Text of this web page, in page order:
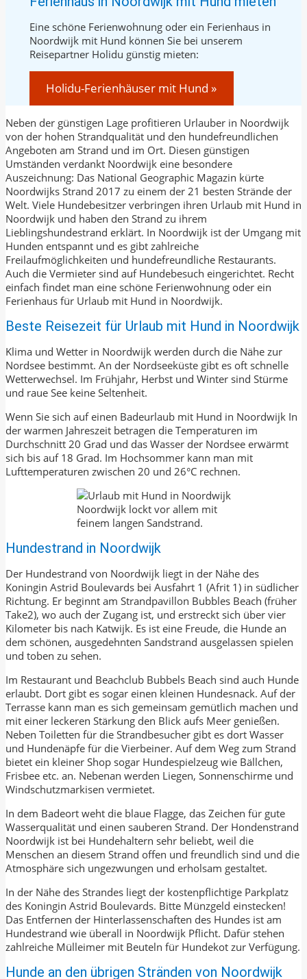
Eine schöne Ferienwohnung oder ein Ferienhaus in
Noordwijk mit Hund können Sie bei unserem
Reisepartner Holidu günstig mieten:
Holidu-Ferienhäuser mit Hund »
Neben der günstigen Lage profitieren Urlauber in Noordwijk
von der hohen Strandqualität und den hundefreundlichen
Angeboten am Strand und im Ort. Diesen günstigen
Umständen verdankt Noordwijk eine besondere
Auszeichnung: Das National Geographic Magazin kürte
Noordwijks Strand 2017 zu einem der 21 besten Strände der
Welt. Viele Hundebesitzer verbringen ihren Urlaub mit Hund in
Noordwijk und haben den Strand zu ihrem
Lieblingshundestrand erklärt. In Noordwijk ist der Umgang mit
Hunden entspannt und es gibt zahlreiche
Freilaufmöglichkeiten und hundefreundliche Restaurants.
Auch die Vermieter sind auf Hundebesuch eingerichtet. Recht
einfach findet man eine schöne Ferienwohnung oder ein
Ferienhaus für Urlaub mit Hund in Noordwijk.
Beste Reisezeit für Urlaub mit Hund in Noordwijk
Klima und Wetter in Noordwijk werden durch die Nähe zur
Nordsee bestimmt. An der Nordseeküste gibt es oft schnelle
Wetterwechsel. Im Frühjahr, Herbst und Winter sind Stürme
und raue See keine Seltenheit.
Wenn Sie sich auf einen Badeurlaub mit Hund in Noordwijk In
der warmen Jahreszeit betragen die Temperaturen im
Durchschnitt 20 Grad und das Wasser der Nordsee erwärmt
sich bis auf 18 Grad. Im Hochsommer kann man mit
Lufttemperaturen zwischen 20 und 26°C rechnen.
Noordwijk lockt vor allem mit
feinem langen Sandstrand.
Hundestrand in Noordwijk
Der Hundestrand von Noordwijk liegt in der Nähe des
Koningin Astrid Boulevards bei Ausfahrt 1 (Afrit 1) in südlicher
Richtung. Er beginnt am Strandpavillon Bubbles Beach (früher
Take2), wo auch der Zugang ist, und erstreckt sich über vier
Kilometer bis nach Katwijk. Es ist eine Freude, die Hunde an
dem schönen, ausgedehnten Sandstrand ausgelassen spielen
und toben zu sehen.
Im Restaurant und Beachclub Bubbels Beach sind auch Hunde
erlaubt. Dort gibt es sogar einen kleinen Hundesnack. Auf der
Terrasse kann man es sich gemeinsam gemütlich machen und
mit einer leckeren Stärkung den Blick aufs Meer genießen.
Neben Toiletten für die Strandbesucher gibt es dort Wasser
und Hundenäpfe für die Vierbeiner. Auf dem Weg zum Strand
bietet ein kleiner Shop sogar Hundespielzeug wie Bällchen,
Frisbee etc. an. Nebenan werden Liegen, Sonnenschirme und
Windschutzmarkisen vermietet.
In dem Badeort weht die blaue Flagge, das Zeichen für gute
Wasserqualität und einen sauberen Strand. Der Hondenstrand
Noordwijk ist bei Hundehaltern sehr beliebt, weil die
Menschen an diesem Strand offen und freundlich sind und die
Atmosphäre sich ungezwungen und erholsam gestaltet.
In der Nähe des Strandes liegt der kostenpflichtige Parkplatz
des Koningin Astrid Boulevards. Bitte Münzgeld einstecken!
Das Entfernen der Hinterlassenschaften des Hundes ist am
Hundestrand wie überall in Noordwijk Pflicht. Dafür stehen
zahlreiche Mülleimer mit Beuteln für Hundekot zur Verfügung.
Hunde an den übrigen Stränden von Noordwijk